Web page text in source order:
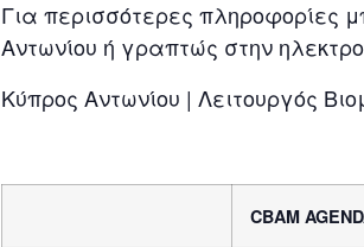
Για περισσότερες πληροφορίες
Αντωνίου ή γραπτώς στην
Κύπρος Αντωνίου | Λειτουργός
CBAM